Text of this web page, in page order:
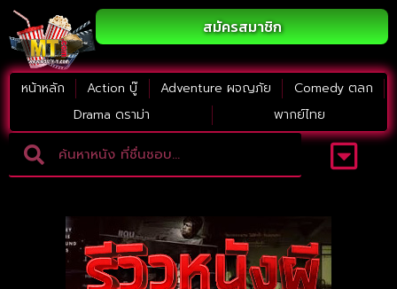
สมัครสมาชิก
หน้าหลัก Action บู๊ Adventure ผจญภัย
Comedy ตลก
Drama ดราม่า
พากย์ไทย